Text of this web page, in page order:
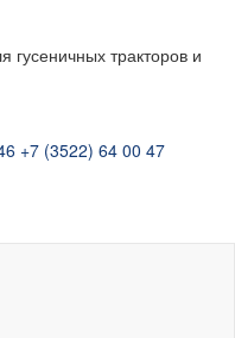
гусеничных тракторов и
+7 (3522) 64 00 47